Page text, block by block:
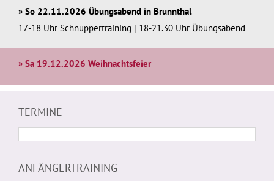
» So 22.11.2026 Übungsabend in Brunnthal
17-18 Uhr Schnuppertraining | 18-21.30 Uhr Übungsabend
» Sa 19.12.2026 Weihnachtsfeier
TERMINE
ANFÄNGERTRAINING